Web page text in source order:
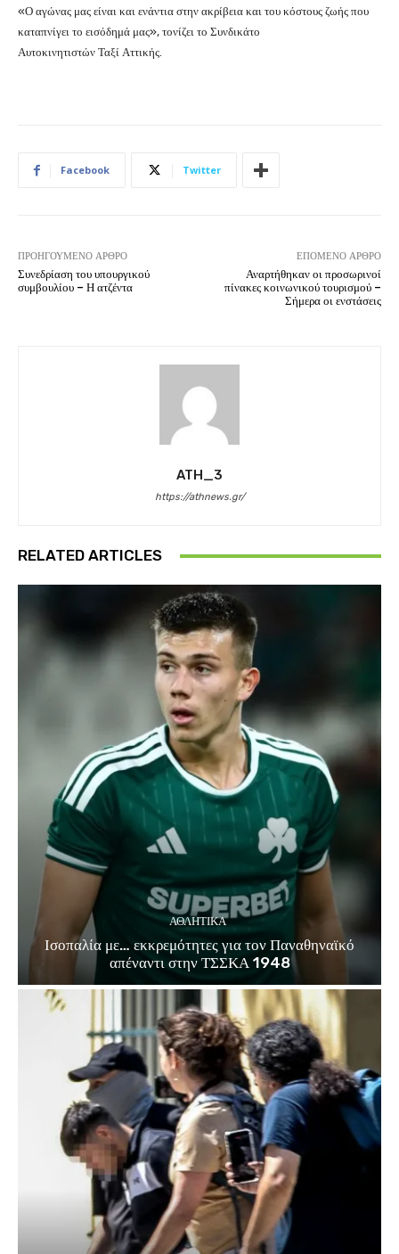
«Ο αγώνας μας είναι και ενάντια στην ακρίβεια και του κόστους ζωής που
καταπνίγει το εισόδημά μας», τονίζει το Συνδικάτο
Αυτοκινητιστών Ταξί Αττικής.
Facebook Twitter
ΠΡΟΗΓΟΎΜΕΝΟ ΆΡΘΡΟ
Συνεδρίαση του υπουργικού
συμβουλίου – Η ατζέντα
ΕΠΌΜΕΝΟ ΆΡΘΡΟ
Αναρτήθηκαν οι προσωρινοί
πίνακες κοινωνικού τουρισμού –
Σήμερα οι ενστάσεις
ATH_3
https://athnews.gr/
RELATED ARTICLES
ΑΘΛΗΤΙΚΑ
Ισοπαλία με… εκκρεμότητες για τον Παναθηναϊκό
απέναντι στην ΤΣΣΚΑ 1948